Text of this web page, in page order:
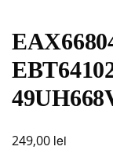
249,00 lei